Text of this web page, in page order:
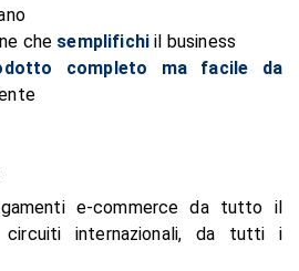
che semplifichi il business
completo ma facile da
e-commerce da tutto il
internazionali, da tutti i